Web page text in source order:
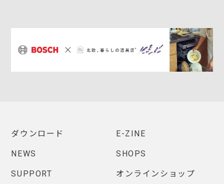
ダウンロード E-ZINE
NEWS SHOPS
SUPPORT オンラインショップ